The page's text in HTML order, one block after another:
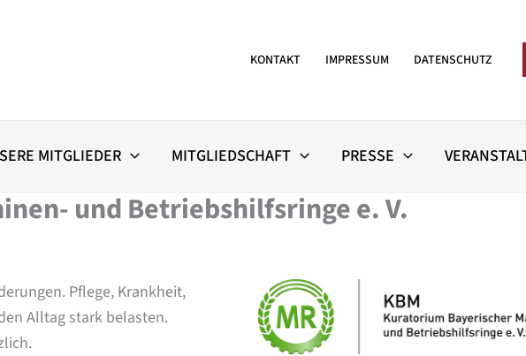
KONTAKT IMPRESSUM DATENSCHUTZ
MITGLIEDER MITGLIEDSCHAFT PRESSE
und Betriebshilfsringe e. V.
Pflege, Krankheit,
Alltag stark belasten.